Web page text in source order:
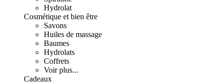
Hydrolat
Cosmétique et bien être
Savons
Huiles de massage
Baumes
Hydrolats
Coffrets
Voir plus...
Cadeaux